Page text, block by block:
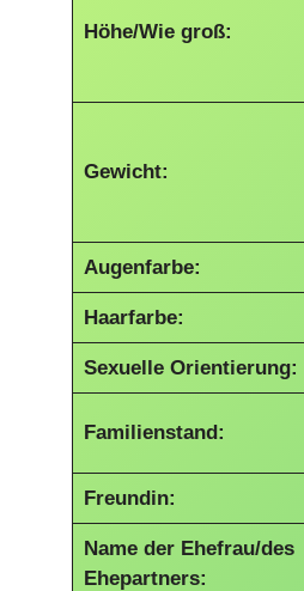
Höhe/Wie groß:
Gewicht:
Augenfarbe:
Haarfarbe:
Sexuelle Orientierung:
Familienstand:
Freundin:
Name der Ehefrau/des
Ehepartners: